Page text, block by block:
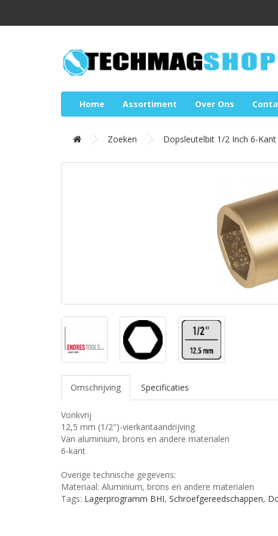
Home Assortiment Over Ons
Zoeken Dopsleutelbit 1/2 Inch 6-
Omschrijving Specificaties
Vonkvrij
12,5 mm (1/2")-vierkantaandrijving
Van aluminium, brons en andere materialen
6-kant
Overige technische gegevens:
Materiaal: Aluminium, brons en andere materialen
Tags: Lagerprogramm BHI, Schroefgereedschappen,